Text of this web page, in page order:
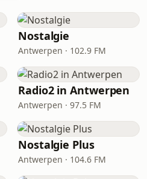
Nostalgie
Antwerpen · 102.9 FM
Radio2 in Antwerpen
Antwerpen · 97.5 FM
Nostalgie Plus
Antwerpen · 104.6 FM